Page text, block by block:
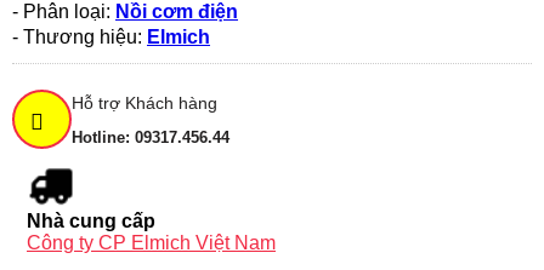
- Phân loại: Nồi cơm điện
- Thương hiệu: Elmich
Hỗ trợ Khách hàng
Hotline: 09317.456.44
Nhà cung cấp
Công ty CP Elmich Việt Nam